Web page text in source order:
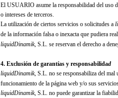
El USUARIO asume la responsabilidad del uso
o intereses de terceros.
La utilización de ciertos servicios o solicitudes a
de la información falsa o inexacta que pudiera
liquidDinamik, S.L. se reservan el derecho a
4. Exclusión de garantías y responsabilidad
liquidDinamik, S.L. no se responsabiliza del mal
funcionamiento de la página web y/o sus
liquidDinamik, S.L. no puede garantizar la